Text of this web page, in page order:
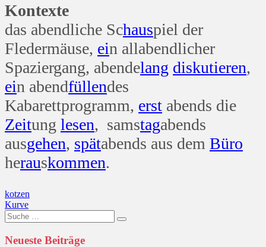
Kontexte
das abendliche Schauspiel der
Fledermäuse, ein allabendlicher
Spaziergang, abendelang diskutieren,
ein abendfüllendes
Kabarettprogramm, erst abends die
Zeitung lesen, samstagabends
ausgehen, spätabends aus dem Büro
herauskommen.
Beitragsnavigation
kotzen
Kurve
Suche
nach:
Neueste Beiträge